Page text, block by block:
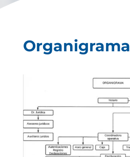
Organigrama